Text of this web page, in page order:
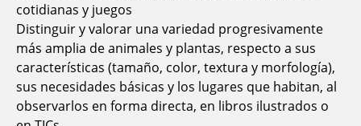
cotidianas y juegos
Distinguir y valorar una variedad progresivamente
más amplia de animales y plantas, respecto a sus
características (tamaño, color, textura y morfología),
sus necesidades básicas y los lugares que habitan, al
observarlos en forma directa, en libros ilustrados o